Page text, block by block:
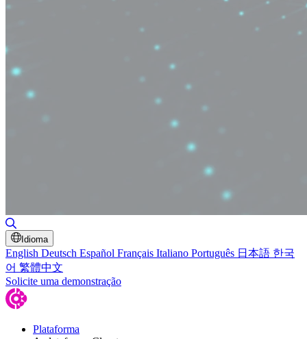
Idioma
English Deutsch Español Français Italiano Português 日本語 한국
어 繁體中文
Solicite uma demonstração
Plataforma